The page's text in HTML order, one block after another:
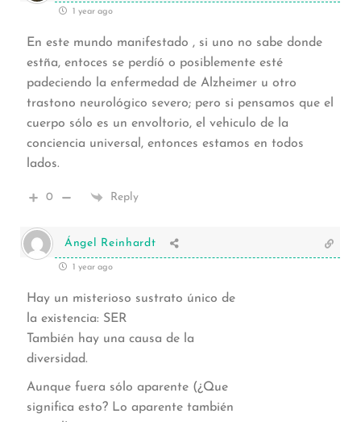
1 year ago
En este mundo manifestado , si uno no sabe donde
estña, entoces se perdíó o posiblemente esté
padeciendo la enfermedad de Alzheimer u otro
trastono neurológico severo; pero si pensamos que el
cuerpo sólo es un envoltorio, el vehiculo de la
conciencia universal, entonces estamos en todos
lados.
0 Reply
Ángel Reinhardt
1 year ago
Hay un misterioso sustrato único de
la existencia: SER
También hay una causa de la
diversidad.
Aunque fuera sólo aparente (¿Que
significa esto? Lo aparente también